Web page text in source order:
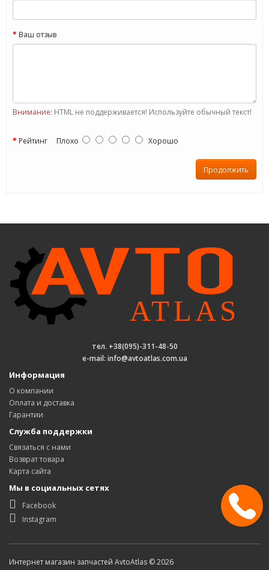
Ваш отзыв
Внимание: HTML не поддерживается! Используйте обычный текст!
Рейтинг Плохо Хорошо
Продолжить
тел. +38(095)-311-48-50
e-mail: info@avtoatlas.com.ua
Информация
О компании
Оплата и доставка
Гарантии
Служба поддержки
Связаться с нами
Возврат товара
Карта сайта
Мы в социальных сетях
Facebook
Instagram
Интернет магазин запчастей AvtoAtlas © 2026